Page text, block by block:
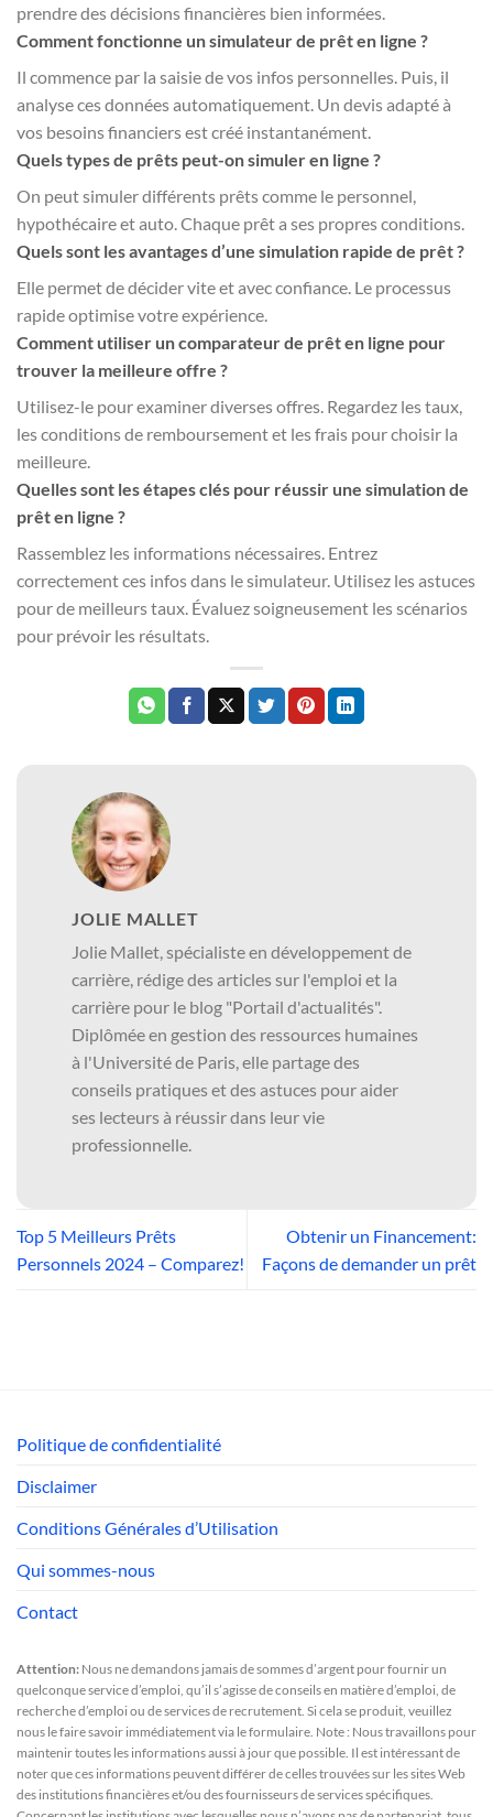
prendre des décisions financières bien informées.
Comment fonctionne un simulateur de prêt en ligne ?
Il commence par la saisie de vos infos personnelles. Puis, il
analyse ces données automatiquement. Un devis adapté à
vos besoins financiers est créé instantanément.
Quels types de prêts peut-on simuler en ligne ?
On peut simuler différents prêts comme le personnel,
hypothécaire et auto. Chaque prêt a ses propres conditions.
Quels sont les avantages d’une simulation rapide de prêt ?
Elle permet de décider vite et avec confiance. Le processus
rapide optimise votre expérience.
Comment utiliser un comparateur de prêt en ligne pour
trouver la meilleure offre ?
Utilisez-le pour examiner diverses offres. Regardez les taux,
les conditions de remboursement et les frais pour choisir la
meilleure.
Quelles sont les étapes clés pour réussir une simulation de
prêt en ligne ?
Rassemblez les informations nécessaires. Entrez
correctement ces infos dans le simulateur. Utilisez les astuces
pour de meilleurs taux. Évaluez soigneusement les scénarios
pour prévoir les résultats.
JOLIE MALLET
Jolie Mallet, spécialiste en développement de
carrière, rédige des articles sur l'emploi et la
carrière pour le blog "Portail d'actualités".
Diplômée en gestion des ressources humaines
à l'Université de Paris, elle partage des
conseils pratiques et des astuces pour aider
ses lecteurs à réussir dans leur vie
professionnelle.
Top 5 Meilleurs Prêts
Personnels 2024 – Comparez!
Obtenir un Financement:
Façons de demander un prêt
Politique de confidentialité
Disclaimer
Conditions Générales d’Utilisation
Qui sommes-nous
Contact
Attention: Nous ne demandons jamais de sommes d’argent pour fournir un
quelconque service d’emploi, qu’il s’agisse de conseils en matière d’emploi, de
recherche d’emploi ou de services de recrutement. Si cela se produit, veuillez
nous le faire savoir immédiatement via le formulaire. Note : Nous travaillons pour
maintenir toutes les informations aussi à jour que possible. Il est intéressant de
noter que ces informations peuvent différer de celles trouvées sur les sites Web
des institutions financières et/ou des fournisseurs de services spécifiques.